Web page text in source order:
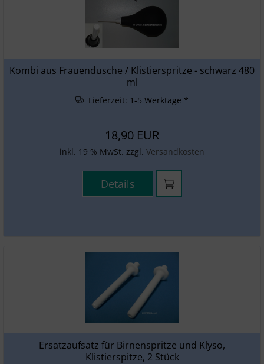
Kombi aus Frauendusche / Klistierspritze - schwarz 480
ml
Lieferzeit: 1-5 Werktage *
18,90 EUR
inkl. 19 % MwSt. zzgl. Versandkosten
Details
Ersatzaufsatz für Birnenspritze und Klyso,
Klistierspitze, 2 Stück